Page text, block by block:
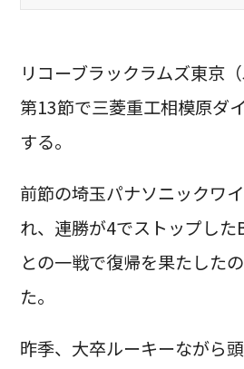
リコーブラックラムズ東京
第13節で三菱重工相模原ダ
する。
前節の埼玉パナソニックワ
れ、連勝が4でストップした
との一戦で復帰を果たした
た。
昨季、大卒ルーキーながら